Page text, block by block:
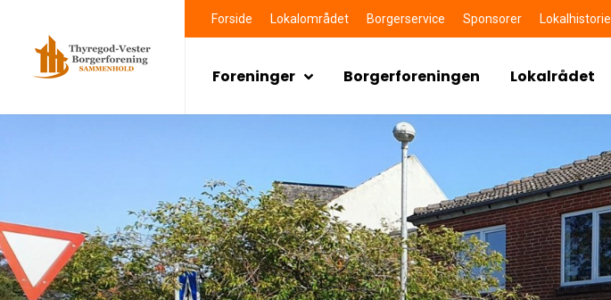
Forside Lokalområdet Borgerservice Sponsorer Lokalhistorie
Foreninger Borgerforeningen Lokalrådet